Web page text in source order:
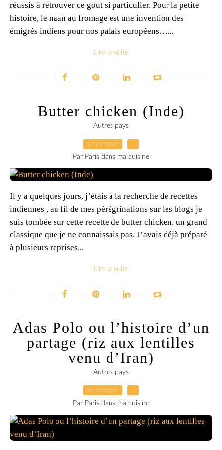
réussis à retrouver ce gout si particulier. Pour la petite
histoire, le naan au fromage est une invention des
émigrés indiens pour nos palais européens…...
Lire la suite
Butter chicken (Inde)
Autres pays
13.11.2012
Par Paris dans ma cuisine
Il y a quelques jours, j’étais à la recherche de recettes
indiennes , au fil de mes pérégrinations sur les blogs je
suis tombée sur cette recette de butter chicken, un grand
classique que je ne connaissais pas. J’avais déjà préparé
à plusieurs reprises...
Lire la suite
Adas Polo ou l’histoire d’un
partage (riz aux lentilles
venu d’Iran)
Autres pays
26.10.2012
Par Paris dans ma cuisine